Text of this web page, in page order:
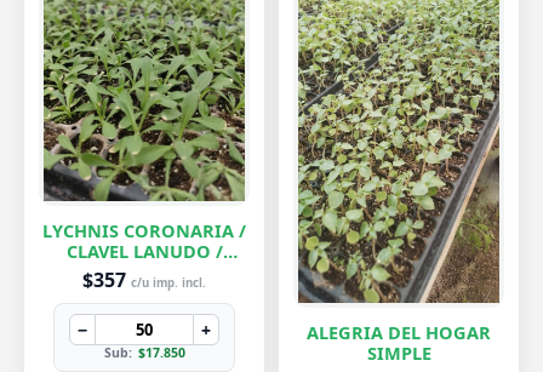
LYCHNIS CORONARIA /
CLAVEL LANUDO /
ABUELA
$357 c/u imp. incl.
− +
Sub: $17.850
ALEGRIA DEL HOGAR
SIMPLE